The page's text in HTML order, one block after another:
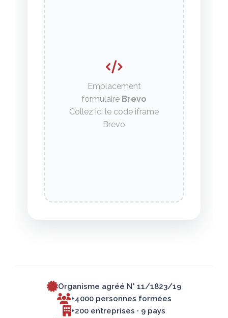
Emplacement
formulaire Brevo
Collez ici le code iframe
Brevo
Organisme agréé N° 11/1823/19
+4000 personnes formées
+200 entreprises · 9 pays